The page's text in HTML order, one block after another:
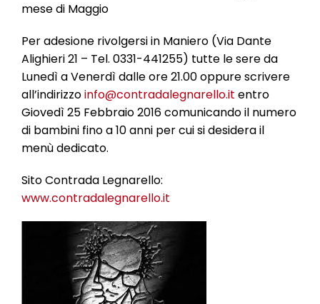
mese di Maggio
Per adesione rivolgersi in Maniero (Via Dante
Alighieri 21 – Tel. 0331-441255) tutte le sere da
Lunedì a Venerdì dalle ore 21.00 oppure scrivere
all’indirizzoinfo@contradalegnarello.it entro
Giovedì 25 Febbraio 2016 comunicando il numero
di bambini fino a 10 anni per cui si desidera il
menù dedicato.
Sito Contrada Legnarello:
www.contradalegnarello.it